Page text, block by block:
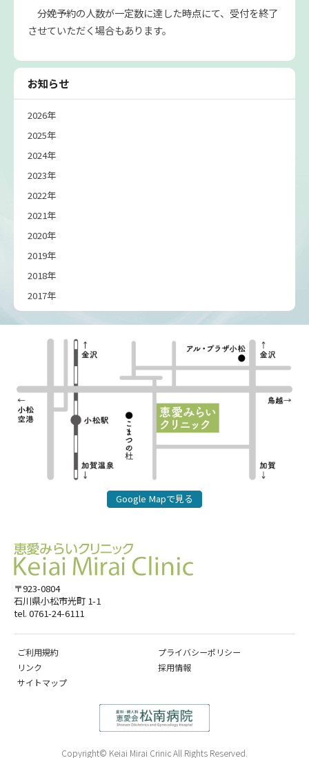
分娩予約の人数が一定数に達した時点にて、受付を終了
させていただく場合もあります。
お知らせ
2026年
2025年
2024年
2023年
2022年
2021年
2020年
2019年
2018年
2017年
〒923-0804
石川県小松市光町 1-1
tel. 0761-24-6111
ご利用規約
プライバシーポリシー
リンク
採用情報
サイトマップ
Google Mapで見る
Copyright© Keiai Mirai Crinic All Rights Reserved.